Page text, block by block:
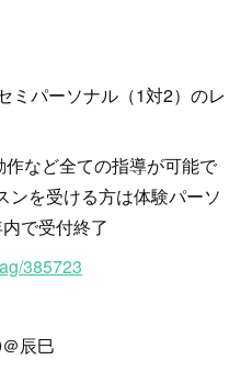
ミパーソナル（1対2）のレ
など全ての指導が可能で
ンを受ける方は体験パーソ
で受付終了
385723
辰巳